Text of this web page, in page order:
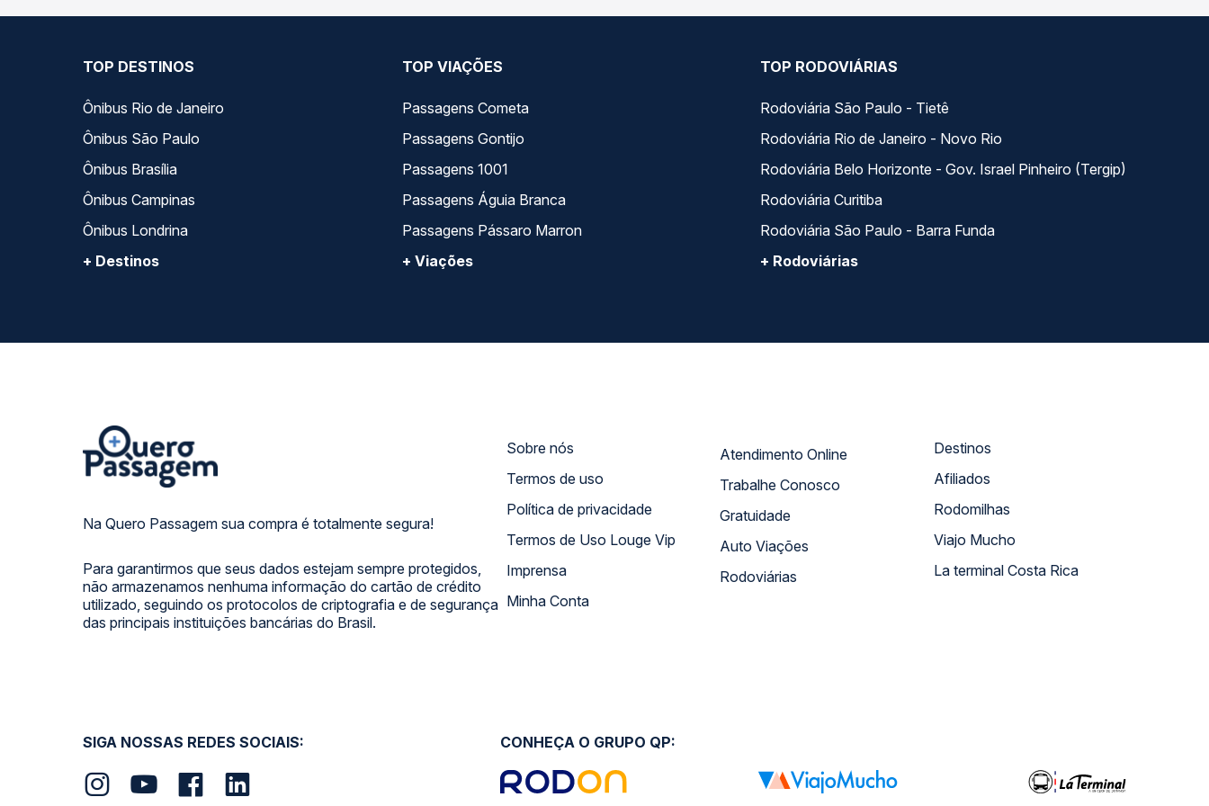
TOP DESTINOS
Ônibus Rio de Janeiro
Ônibus São Paulo
Ônibus Brasília
Ônibus Campinas
Ônibus Londrina
+ Destinos
TOP VIAÇÕES
Passagens Cometa
Passagens Gontijo
Passagens 1001
Passagens Águia Branca
Passagens Pássaro Marron
+ Viações
TOP RODOVIÁRIAS
Rodoviária São Paulo - Tietê
Rodoviária Rio de Janeiro - Novo Rio
Rodoviária Belo Horizonte - Gov. Israel Pinheiro (Tergip)
Rodoviária Curitiba
Rodoviária São Paulo - Barra Funda
+ Rodoviárias
Na Quero Passagem sua compra é totalmente segura!
Para garantirmos que seus dados estejam sempre protegidos,
não armazenamos nenhuma informação do cartão de crédito
utilizado, seguindo os protocolos de criptografia e de segurança
das principais instituições bancárias do Brasil.
Sobre nós
Termos de uso
Política de privacidade
Termos de Uso Louge Vip
Imprensa
Minha Conta
Atendimento Online
Trabalhe Conosco
Gratuidade
Auto Viações
Rodoviárias
Destinos
Afiliados
Rodomilhas
Viajo Mucho
La terminal Costa Rica
SIGA NOSSAS REDES SOCIAIS: CONHEÇA O GRUPO QP: